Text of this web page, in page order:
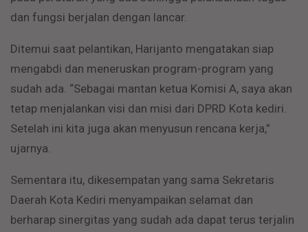
dan fungsi berjalan dengan lancar.
Ditemui saat pelantikan, Harijanto mengatakan siap
mengabdi dan meneruskan program-program yang
sudah ada. “Sebagai mantan ketua Komisi A, saya akan
tetap menjalankan visi dan misi dari DPRD Kota kediri.
Setelah ini kita juga akan menyusun rencana kerja,”
ujarnya.
Sementara itu, dikesempatan yang sama Sekretaris
Daerah Kota Kediri menyampaikan selamat dan
berharap sinergitas yang sudah ada dapat terus terjalin